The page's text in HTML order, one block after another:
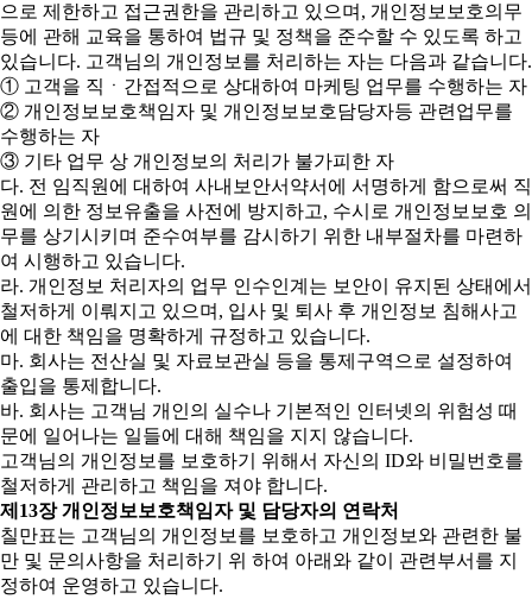
으로 제한하고 접근권한을 관리하고 있으며, 개인정보보호의무
등에 관해 교육을 통하여 법규 및 정책을 준수할 수 있도록 하고
있습니다. 고객님의 개인정보를 처리하는 자는 다음과 같습니다.
① 고객을 직ㆍ간접적으로 상대하여 마케팅 업무를 수행하는 자
② 개인정보보호책임자 및 개인정보보호담당자등 관련업무를
수행하는 자
③ 기타 업무 상 개인정보의 처리가 불가피한 자
다. 전 임직원에 대하여 사내보안서약서에 서명하게 함으로써 직
원에 의한 정보유출을 사전에 방지하고, 수시로 개인정보보호 의
무를 상기시키며 준수여부를 감시하기 위한 내부절차를 마련하
여 시행하고 있습니다.
라. 개인정보 처리자의 업무 인수인계는 보안이 유지된 상태에서
철저하게 이뤄지고 있으며, 입사 및 퇴사 후 개인정보 침해사고
에 대한 책임을 명확하게 규정하고 있습니다.
마. 회사는 전산실 및 자료보관실 등을 통제구역으로 설정하여
출입을 통제합니다.
바. 회사는 고객님 개인의 실수나 기본적인 인터넷의 위험성 때
문에 일어나는 일들에 대해 책임을 지지 않습니다.
고객님의 개인정보를 보호하기 위해서 자신의 ID와 비밀번호를
철저하게 관리하고 책임을 져야 합니다.
제13장 개인정보보호책임자 및 담당자의 연락처
칠만표는 고객님의 개인정보를 보호하고 개인정보와 관련한 불
만 및 문의사항을 처리하기 위 하여 아래와 같이 관련부서를 지
정하여 운영하고 있습니다.